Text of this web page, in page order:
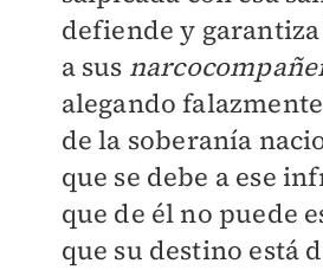
defiende y
a sus
alegando
de la soberanía
que se debe a ese
que de él no puede
que su destino está